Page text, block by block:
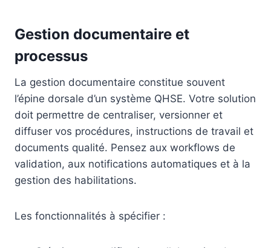
Gestion documentaire et
processus
La gestion documentaire constitue souvent
l’épine dorsale d’un système QHSE. Votre solution
doit permettre de centraliser, versionner et
diffuser vos procédures, instructions de travail et
documents qualité. Pensez aux workflows de
validation, aux notifications automatiques et à la
gestion des habilitations.
Les fonctionnalités à spécifier :